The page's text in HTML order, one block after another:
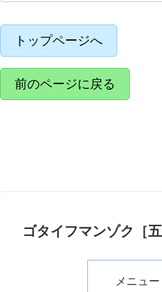
トップページへ
前のページに戻る
ゴタイフマンゾク［五
メニュー